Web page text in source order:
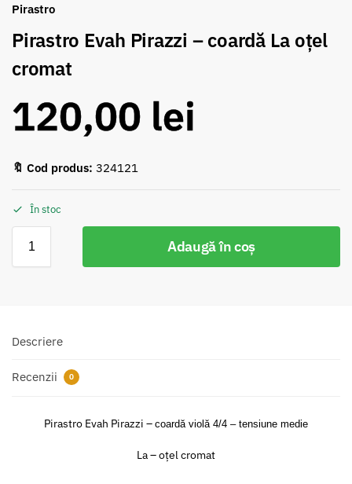
Pirastro
Pirastro Evah Pirazzi – coardă La oțel
cromat
120,00 lei
🔖 Cod produs: 324121
În stoc
Adaugă în coș
Descriere
Recenzii 0
Pirastro Evah Pirazzi – coardă violă 4/4 – tensiune medie
La – oțel cromat